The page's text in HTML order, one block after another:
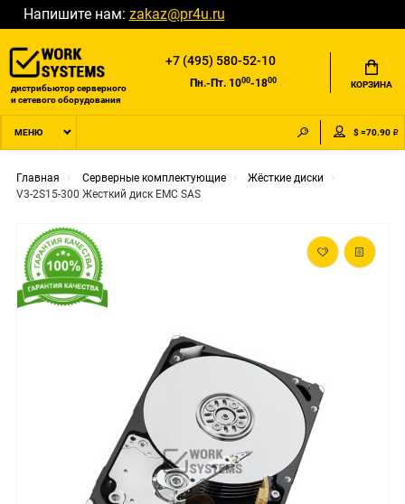
Напишите нам: zakaz@pr4u.ru
дистрибьютор серверного
и сетевого оборудования
+7 (495) 580-52-10
Пн.-Пт. 1000-1800 КОРЗИНА
МЕНЮ $ =70.90 ₽
Главная Серверные комплектующие
Жёсткие диски
V3-2S15-300 Жесткий диск EMC SAS